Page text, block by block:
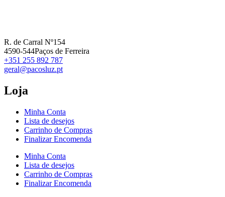
R. de Carral Nº154
4590-544Paços de Ferreira
+351 255 892 787
geral@pacosluz.pt
Loja
Minha Conta
Lista de desejos
Carrinho de Compras
Finalizar Encomenda
Minha Conta
Lista de desejos
Carrinho de Compras
Finalizar Encomenda